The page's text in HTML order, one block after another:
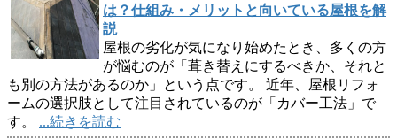
は？仕組み・メリットと向いている屋根を解
説
屋根の劣化が気になり始めたとき、多くの方
が悩むのが「葺き替えにするべきか、それと
も別の方法があるのか」という点です。 近年、屋根リフォ
ームの選択肢として注目されているのが「カバー工法」で
す。 ...続きを読む